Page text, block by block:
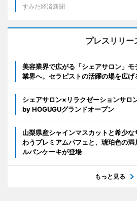
すみだ経済新聞
プレスリリー
美容業界で広がる「シェアサロン」
業界へ。セラピストの活躍の場を広
シェアサロン×リラクゼーションサロ
by HOGUGUグランドオープン
山梨県産シャインマスカットと希少
わうプレミアムパフェと、琥珀色の満
ルパンケーキが登場
もっと見る